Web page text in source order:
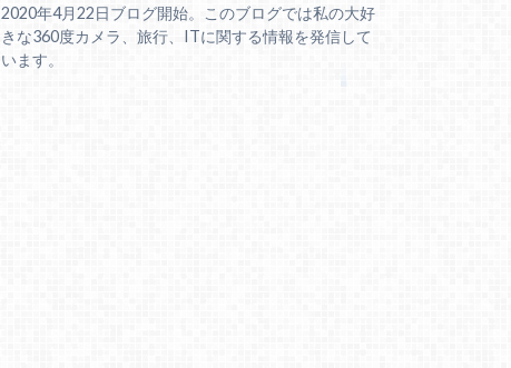
2020年4月22日ブログ開始。このブログでは私の大好
きな360度カメラ、旅行、ITに関する情報を発信して
います。